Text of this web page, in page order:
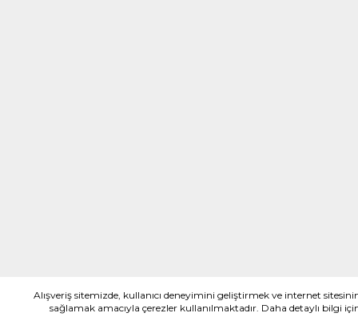
Alışveriş sitemizde, kullanıcı deneyimini geliştirmek ve internet
sağlamak amacıyla çerezler kullanılmaktadır. Daha detaylı bilgi